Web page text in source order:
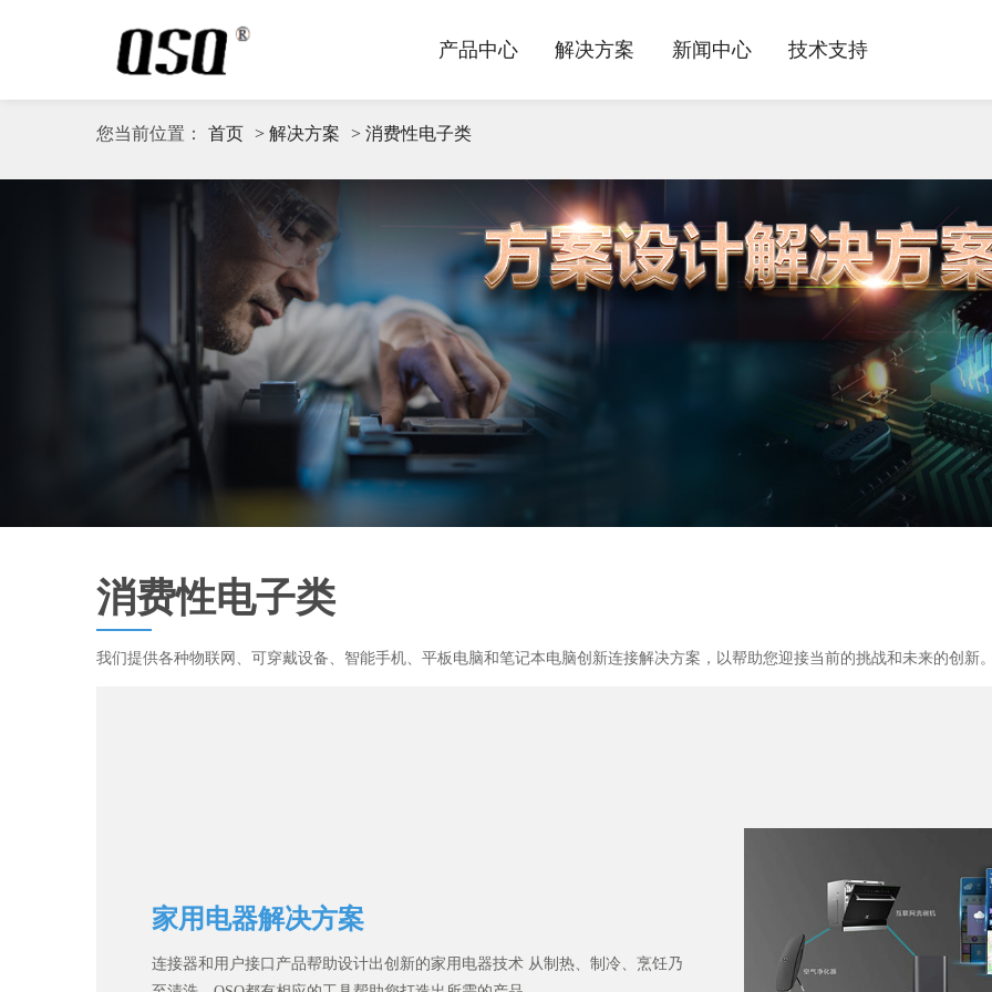
产品中心 解决方案 新闻中心 技术支持
您当前位置： 首页 > 解决方案 > 消费性电子类
消费性电子类
我们提供各种物联网、可穿戴设备、智能手机、平板电脑和笔记本电脑创新连接解决方案，以帮助您迎接当前的挑战和未来的创新
家用电器解决方案
连接器和用户接口产品帮助设计出创新的家用电器技术 从制热、制冷、烹饪乃